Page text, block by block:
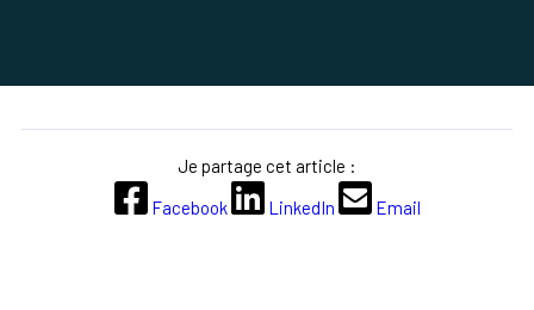
Je partage cet article :
Facebook
LinkedIn Email